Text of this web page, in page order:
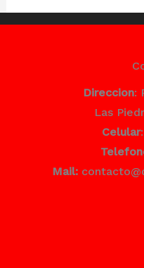
Direccion:
Las
Celular
Mail: